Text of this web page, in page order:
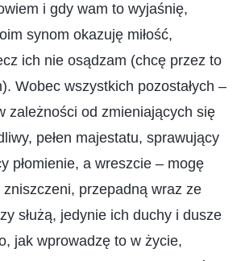
i gdy wam to wyjaśnię,
synom okazuję miłość,
ich nie osądzam (chcę przez to
Wobec wszystkich pozostałych –
zależności od zmieniających się
pełen majestatu, sprawujący
płomienie, a wreszcie – mogę
przepadną wraz ze
służą, jedynie ich duchy i dusze
jak wprowadzę to w życie,